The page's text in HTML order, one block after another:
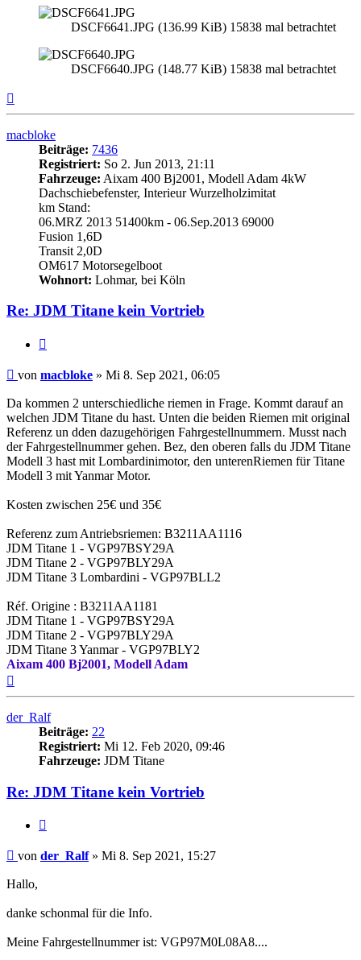
DSCF6641.JPG (136.99 KiB) 15838 mal betrachtet
DSCF6640.JPG (148.77 KiB) 15838 mal betrachtet
macbloke
Beiträge: 7436
Registriert: So 2. Jun 2013, 21:11
Fahrzeuge: Aixam 400 Bj2001, Modell Adam 4kW
Dachschiebefenster, Interieur Wurzelholzimitat
km Stand:
06.MRZ 2013 51400km - 06.Sep.2013 69000
Fusion 1,6D
Transit 2,0D
OM617 Motorsegelboot
Wohnort: Lohmar, bei Köln
Re: JDM Titane kein Vortrieb
Beitrag
von macbloke » Mi 8. Sep 2021, 06:05
Da kommen 2 unterschiedliche riemen in Frage. Kommt darauf an
welchen JDM Titane du hast. Unten die beiden Riemen mit original
Referenz un dden dazugehörigen Fahrgestellnummern. Musst nach
der Fahrgestellnummer gehen. Bez, den oberen falls du JDM Titane
Modell 3 hast mit Lombardinimotor, den unterenRiemen für Titane
Modell 3 mit Yanmar Motor.
Kosten zwischen 25€ und 35€
Referenz zum Antriebsriemen: B3211AA1116
JDM Titane 1 - VGP97BSY29A
JDM Titane 2 - VGP97BLY29A
JDM Titane 3 Lombardini - VGP97BLL2
Réf. Origine : B3211AA1181
JDM Titane 1 - VGP97BSY29A
JDM Titane 2 - VGP97BLY29A
JDM Titane 3 Yanmar - VGP97BLY2
Aixam 400 Bj2001, Modell Adam
der_Ralf
Beiträge: 22
Registriert: Mi 12. Feb 2020, 09:46
Fahrzeuge: JDM Titane
Re: JDM Titane kein Vortrieb
Beitrag
von der_Ralf» Mi 8. Sep 2021, 15:27
Hallo,
danke schonmal für die Info.
Meine Fahrgestellnummer ist: VGP97M0L08A8....